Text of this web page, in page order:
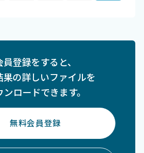
員登録をすると、
果の詳しいファイルを
ンロードできます。
無料会員登録